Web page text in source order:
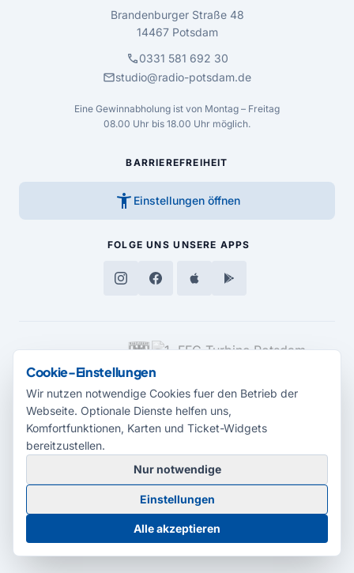
Brandenburger Straße 48
14467 Potsdam
call0331 581 692 30
mailstudio@radio-potsdam.de
Eine Gewinnabholung ist von Montag – Freitag
08.00 Uhr bis 18.00 Uhr möglich.
BARRIEREFREIHEIT
accessibility_new Einstellungen öffnen
FOLGE UNS UNSERE APPS
MEDIENPARTNER
© 2026 Radio Potsdam. Webseite entwickelt durch dieMedienagentur
Babelsberg
BarrierefreiheitserklärungAGBDatenschutzImpressum
Cookie-Einstellungen
Cookie-Einstellungen
Wir nutzen notwendige Cookies fuer den Betrieb der
Webseite. Optionale Dienste helfen uns,
Komfortfunktionen, Karten und Ticket-Widgets
bereitzustellen.
Nur notwendige
Einstellungen
Alle akzeptieren